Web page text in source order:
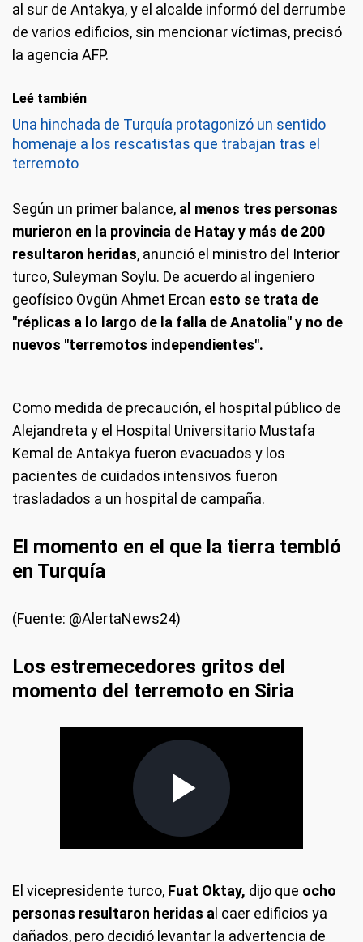
al sur de Antakya, y el alcalde informó del derrumbe
de varios edificios, sin mencionar víctimas, precisó
la agencia AFP.
Leé también
Una hinchada de Turquía protagonizó un sentido
homenaje a los rescatistas que trabajan tras el
terremoto
Según un primer balance, al menos tres personas
murieron en la provincia de Hatay y más de 200
resultaron heridas, anunció el ministro del Interior
turco, Suleyman Soylu. De acuerdo al ingeniero
geofísico Övgün Ahmet Ercan esto se trata de
"réplicas a lo largo de la falla de Anatolia" y no de
nuevos "terremotos independientes".
Como medida de precaución, el hospital público de
Alejandreta y el Hospital Universitario Mustafa
Kemal de Antakya fueron evacuados y los
pacientes de cuidados intensivos fueron
trasladados a un hospital de campaña.
El momento en el que la tierra tembló
en Turquía
(Fuente: @AlertaNews24)
Los estremecedores gritos del
momento del terremoto en Siria
El vicepresidente turco, Fuat Oktay, dijo que ocho
personas resultaron heridas a l caer edificios ya
dañados, pero decidió levantar la advertencia de